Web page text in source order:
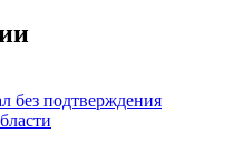
без подтверждения